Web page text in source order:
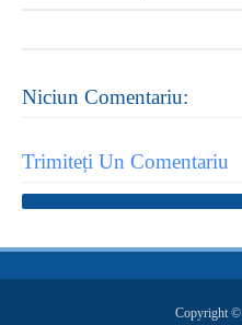
Niciun Comentariu:
Trimiteți Un Comentariu
Copyright ©